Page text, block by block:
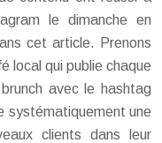
le dimanche en
cet article. Prenons
local qui publie chaque
avec le hashtag
systématiquement une
clients dans leur